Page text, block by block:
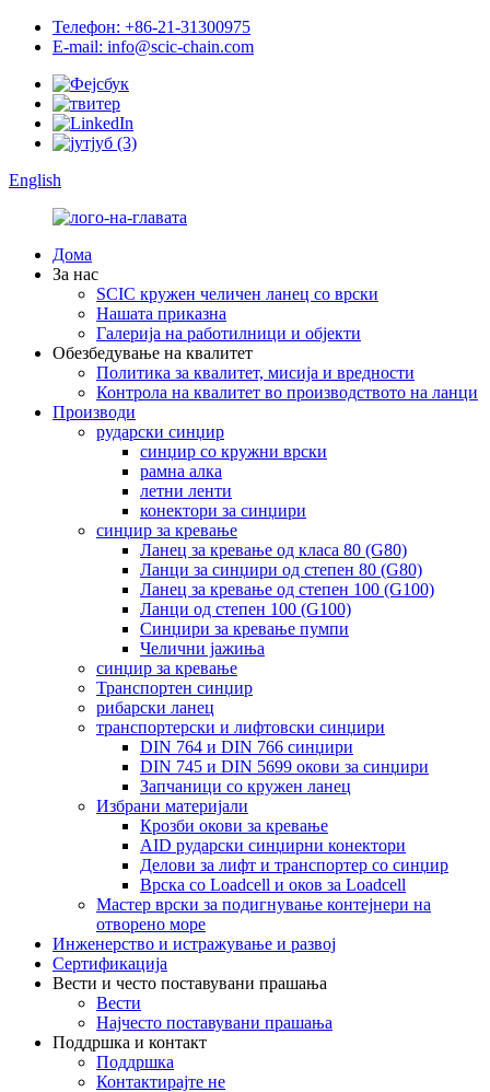
Телефон: +86-21-31300975
E-mail: info@scic-chain.com
English
Дома
За нас
SCIC кружен челичен ланец со врски
Нашата приказна
Галерија на работилници и објекти
Обезбедување на квалитет
Политика за квалитет, мисија и вредности
Контрола на квалитет во производството на ланци
Производи
рударски синџир
синџир со кружни врски
рамна алка
летни ленти
конектори за синџири
синџир за кревање
Ланец за кревање од класа 80 (G80)
Ланци за синџири од степен 80 (G80)
Ланец за кревање од степен 100 (G100)
Ланци од степен 100 (G100)
Синџири за кревање пумпи
Челични јажиња
синџир за кревање
Транспортен синџир
рибарски ланец
транспортерски и лифтовски синџири
DIN 764 и DIN 766 синџири
DIN 745 и DIN 5699 окови за синџири
Запчаници со кружен ланец
Избрани материјали
Крозби окови за кревање
AID рударски синџирни конектори
Делови за лифт и транспортер со синџир
Врска со Loadcell и оков за Loadcell
Мастер врски за подигнување контејнери на
отворено море
Инженерство и истражување и развој
Сертификација
Вести и често поставувани прашања
Вести
Најчесто поставувани прашања
Поддршка и контакт
Поддршка
Контактирајте не